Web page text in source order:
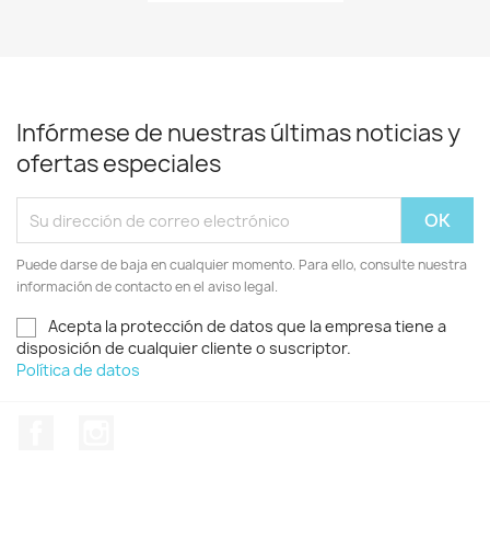
Infórmese de nuestras últimas noticias y
ofertas especiales
Puede darse de baja en cualquier momento. Para ello, consulte nuestra
información de contacto en el aviso legal.
Acepta la protección de datos que la empresa tiene a
disposición de cualquier cliente o suscriptor.
Política de datos